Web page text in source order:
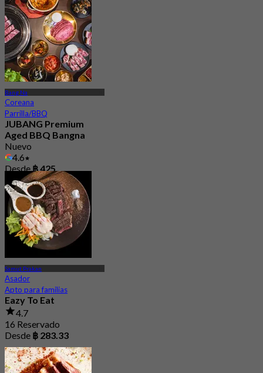
Bang Na
Coreana
Parrilla/BBQ
JUBANG Premium
Aged BBQ Bangna
Nuevo
4.6
Desde ฿ 425
Samut Prakan
Asador
Apto para familias
Eazy To Eat
4.7
16 Reservado
Desde ฿ 283.33